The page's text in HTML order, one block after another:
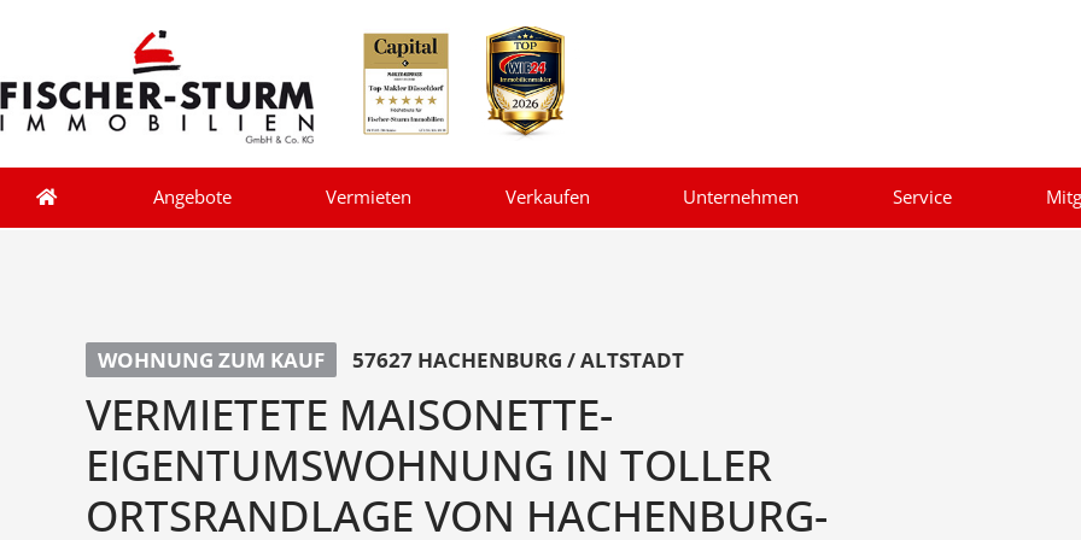
Angebote Vermieten Verkaufen Unternehmen Service
WOHNUNG ZUM KAUF 57627 HACHENBURG / ALTSTADT
VERMIETETE MAISONETTE-
EIGENTUMSWOHNUNG IN TOLLER
ORTSRANDLAGE VON HACHENBURG-